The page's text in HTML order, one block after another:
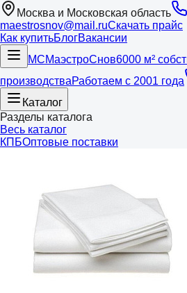
Москва и Московская область
maestrosnov@mail.ruСкачать прайс
Как купитьБлогВакансии
МСМаэстроСнов6000 м²
производстваРаботаем с 2001 года
Каталог
Разделы каталога
Весь каталог
КПБОптовые поставки